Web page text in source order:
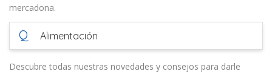
mercadona.
Q Alimentación
Descubre todas nuestras novedades y consejos para darle